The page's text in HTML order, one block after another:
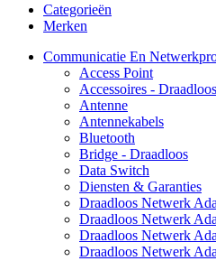
Categorieën
Merken
Communicatie En
Access Point
Accessoires - Draadloos
Antenne
Antennekabels
Bluetooth
Bridge - Draadloos
Data Switch
Diensten & Garanties
Draadloos Netwerk
Draadloos Netwerk
Draadloos Netwerk
Draadloos Netwerk